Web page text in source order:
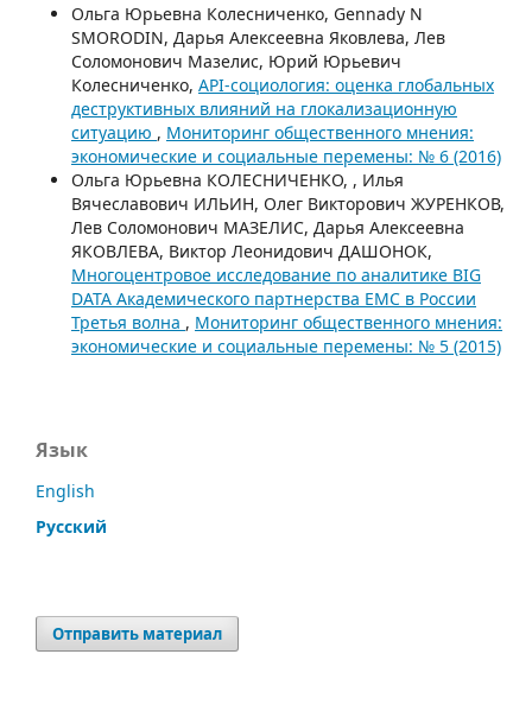
Ольга Юрьевна Колесниченко, Gennady N
SMORODIN, Дарья Алексеевна Яковлева, Лев
Соломонович Мазелис, Юрий Юрьевич
Колесниченко, API-социология: оценка глобальных
деструктивных влияний на глокализационную
ситуацию , Мониторинг общественного мнения:
экономические и социальные перемены: № 6 (2016)
Ольга Юрьевна КОЛЕСНИЧЕНКО, , Илья
Вячеславович ИЛЬИН, Олег Викторович ЖУРЕНКОВ,
Лев Соломонович МАЗЕЛИС, Дарья Алексеевна
ЯКОВЛЕВА, Виктор Леонидович ДАШОНОК,
Многоцентровое исследование по аналитике BIG
DATA Академического партнерства ЕМС в России
Третья волна , Мониторинг общественного мнения:
экономические и социальные перемены: № 5 (2015)
Язык
English
Русский
Отправить материал